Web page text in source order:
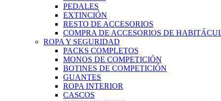
PEDALES
EXTINCIÓN
RESTO DE ACCESORIOS
COMPRA DE ACCESORIOS DE
ROPA Y SEGURIDAD
PACKS COMPLETOS
MONOS DE COMPETICIÓN
BOTINES DE COMPETICIÓN
GUANTES
ROPA INTERIOR
CASCOS